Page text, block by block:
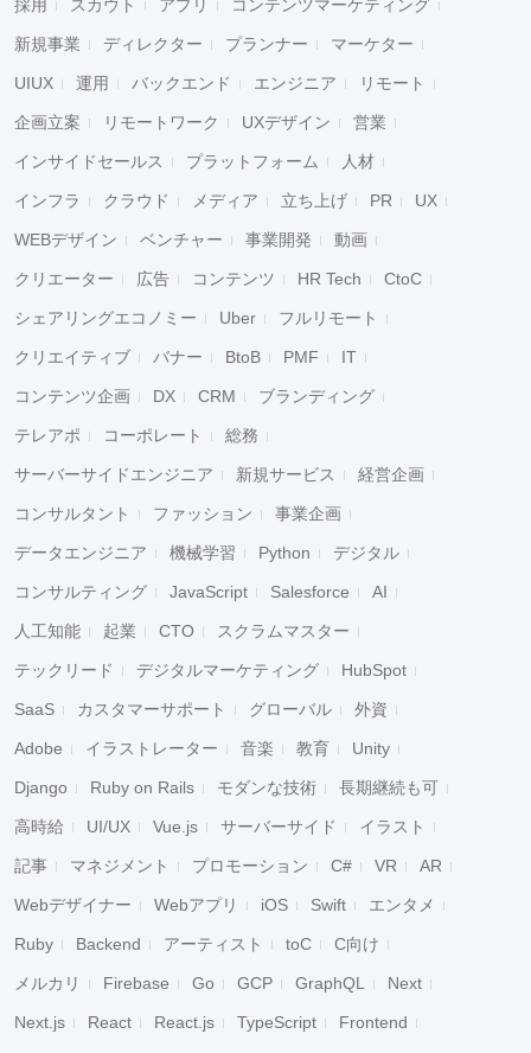
採用 スカウト アプリ コンテンツマーケティング
新規事業 ディレクター プランナー マーケター
UIUX 運用 バックエンド エンジニア リモート
企画立案 リモートワーク UXデザイン 営業
インサイドセールス プラットフォーム 人材
インフラ クラウド メディア 立ち上げ PR UX
WEBデザイン ベンチャー 事業開発 動画
クリエーター 広告 コンテンツ HR Tech CtoC
シェアリングエコノミー Uber フルリモート
クリエイティブ バナー BtoB PMF IT
コンテンツ企画 DX CRM ブランディング
テレアポ コーポレート 総務
サーバーサイドエンジニア 新規サービス 経営企画
コンサルタント ファッション 事業企画
データエンジニア 機械学習 Python デジタル
コンサルティング JavaScript Salesforce AI
人工知能 起業 CTO スクラムマスター
テックリード デジタルマーケティング HubSpot
SaaS カスタマーサポート グローバル 外資
Adobe イラストレーター 音楽 教育 Unity
Django Ruby on Rails モダンな技術 長期継続も可
高時給 UI/UX Vue.js サーバーサイド イラスト
記事 マネジメント プロモーション C# VR AR
Webデザイナー Webアプリ iOS Swift エンタメ
Ruby Backend アーティスト toC C向け
メルカリ Firebase Go GCP GraphQL Next
Next.js React React.js TypeScript Frontend